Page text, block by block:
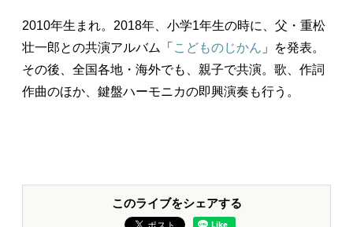
2010年生まれ。2018年、小学1年生の時に、父・重松
壮一郎との共演アルバム「 こどものじかん 」を発表。
その後、全国各地・海外でも、親子で共演。歌、作詞
作曲のほか、鍵盤ハーモニカの即興演奏も行う。
このライブをシェアする